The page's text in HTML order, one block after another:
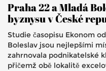
Praha 22 a Mladá
byznysu v České
Studie časopisu Ekonom
Boleslav jsou nejlepšími
zahrnovala podnikatelské
přičemž obě lokalitě